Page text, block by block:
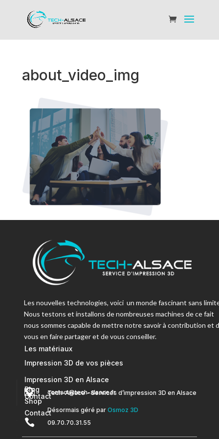
about_video_img
Les nouvelles technologies, voici un monde fascinant sans
Nous testons et installons de nombreuses machines de ce fait
nous sommes capable de mettre notre savoir à contribution et
vous en faire partager et de vous conseiller.
Les matériaux
Impression 3D de vos pièces
Impression 3D en Alsace
Contact
Blog
Shop
Contact
 contact@tech-alsace.fr
 Tech-Alsace – Services d’impression 3D en Alsace
Désormais géré par Osmoz 3D
 09.70.70.31.55